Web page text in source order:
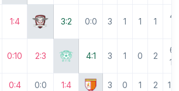
1:4 3:2 0:0 3 1 1 1
4-
0:10 2:3 4:1 3 1 0 2
6-
14
0:4 0:0 1:4 3 0 1 2 1-8